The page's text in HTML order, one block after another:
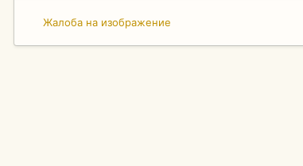
Жалоба на изображение